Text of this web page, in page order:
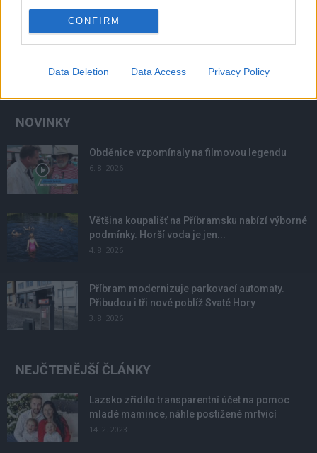
CONFIRM
Data Deletion Data Access Privacy Policy
NOVINKY
Obděnice vzpomínaly na filmovou legendu
6. 8. 2026
Většina koupališť na Příbramsku nabízí výborné
podmínky. Horší voda je jen...
4. 8. 2026
Příbram modernizuje parkovací automaty.
Přibudou i tři nové poblíž Svaté Hory
3. 8. 2026
NEJČTENĚJŠÍ ČLÁNKY
Lazsko zřídilo transparentní účet na pomoc
mladé mamince, náhle postižené mrtvicí
14. 2. 2023